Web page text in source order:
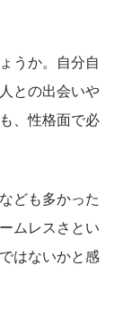
うか。自分自
との出会いや
、性格面で必
ども多かった
ムレスさとい
はないかと感